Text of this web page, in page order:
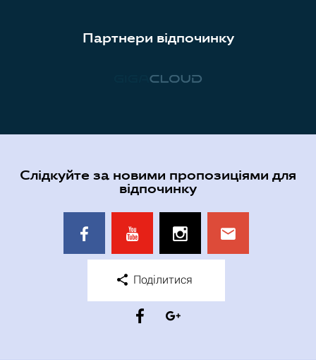
Партнери відпочинку
Слідкуйте за новими пропозиціями для
відпочинку
Поділитися